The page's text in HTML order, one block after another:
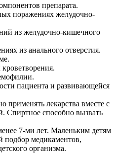
препарата.
поражениях желудочно-
из желудочно-кишечного
из анального отверстия.
пациента и развивающейся
применять лекарства вместе с
Спиртное способно вызвать
7-ми лет. Маленьким детям
подбор медикаментов,
организма.